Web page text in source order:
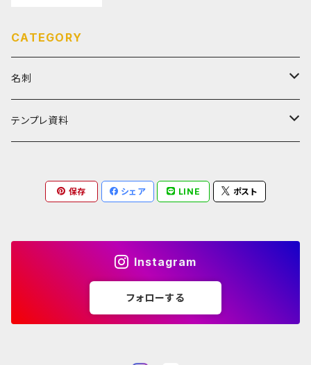
業主向け）
CATEGORY
名刺
個人事業主・フリーランス向け
テンプレ資料
保存 シェア LINE ポスト
Instagram
フォローする